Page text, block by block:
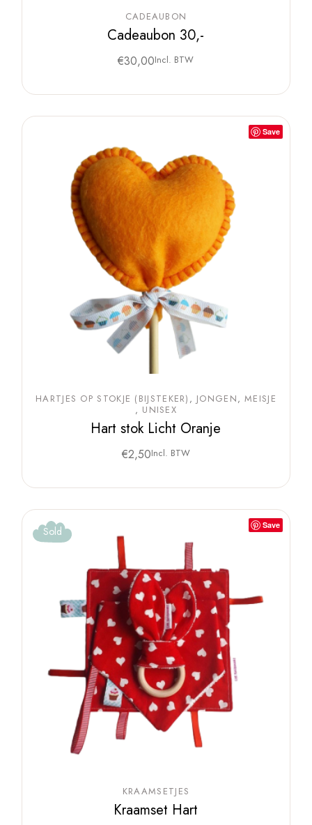
CADEAUBON
Cadeaubon 30,-
€30,00Incl. BTW
Save
HARTJES OP STOKJE (BIJSTEKER) JONGEN
MEISJE
UNISEX
Hart stok Licht Oranje
€2,50Incl. BTW
Save
Sold
KRAAMSETJES
Kraamset Hart